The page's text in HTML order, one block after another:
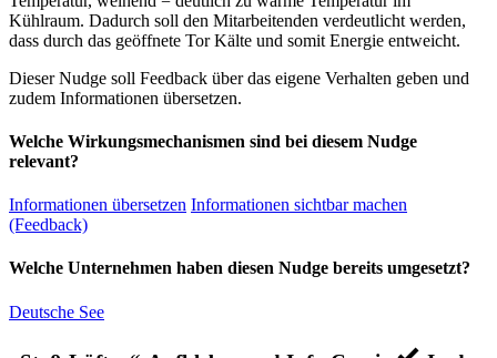
Kühlraum. Dadurch soll den Mitarbeitenden verdeutlicht werden,
dass durch das geöffnete Tor Kälte und somit Energie entweicht.
Dieser Nudge soll Feedback über das eigene Verhalten geben und
zudem Informationen übersetzen.
Welche Wirkungsmechanismen sind bei diesem Nudge
relevant?
Informationen übersetzen Informationen sichtbar machen
(Feedback)
Welche Unternehmen haben diesen Nudge bereits umgesetzt?
Deutsche See